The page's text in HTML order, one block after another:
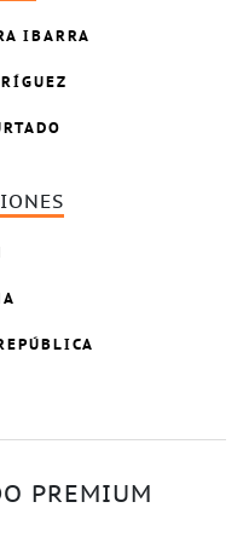
IBARRA
PREMIUM